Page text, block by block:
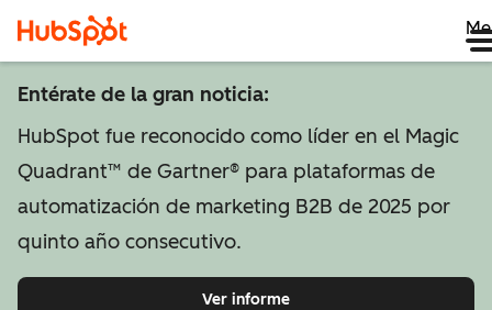
Entérate de la gran noticia:
HubSpot fue reconocido como líder en el Magic
Quadrant™ de Gartner® para plataformas de
automatización de marketing B2B de 2025 por
quinto año consecutivo.
Ver informe